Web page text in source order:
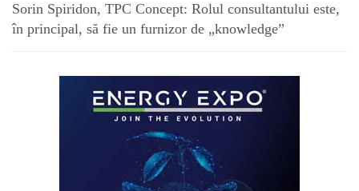
Sorin Spiridon, TPC Concept: Rolul consultantului este,
în principal, să fie un furnizor de „knowledge”